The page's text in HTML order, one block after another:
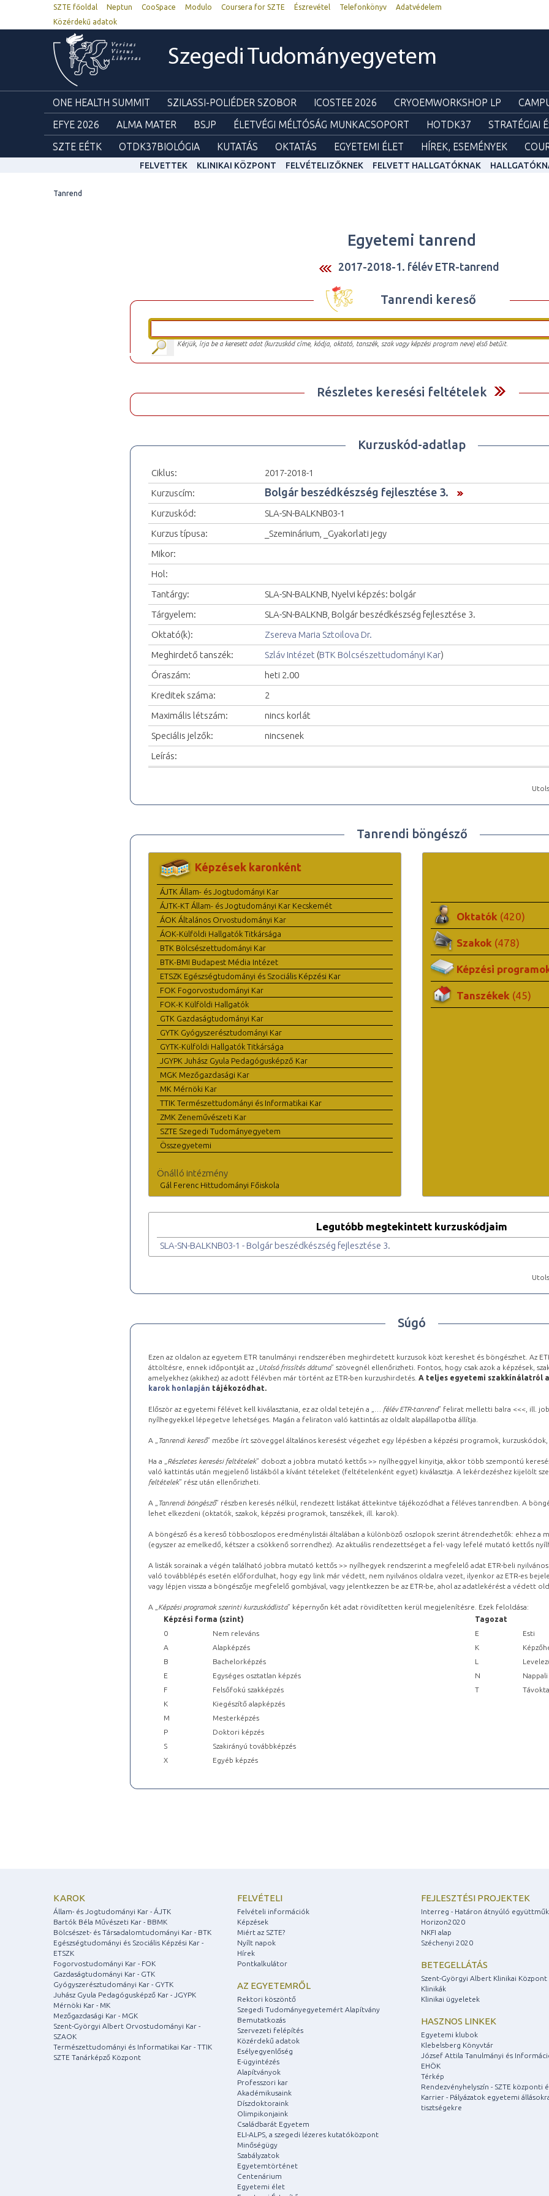
SZTE főoldal Neptun CooSpace Modulo Coursera for SZTE Észrevétel Telefonkönyv
Adatvédelem
Közérdekű adatok
Szegedi Tudományegyetem
ONE HEALTH SUMMIT SZILASSI-POLIÉDER SZOBOR ICOSTEE 2026 CRYOEMWORKSHOP LP
EFYE 2026
ALMA MATER BSJP ÉLETVÉGI MÉLTÓSÁG MUNKACSOPORT HOTDK37 STRATÉGIAI
SZTE EÉTK
OTDK37BIOLÓGIA KUTATÁS OKTATÁS EGYETEMI ÉLET HÍREK, ESEMÉNYEK
FELVETTEK KLINIKAI KÖZPONT FELVÉTELIZŐKNEK FELVETT HALLGATÓKNAK
Tanrend
Egyetemi tanrend
2017-2018-1. félév ETR-tanrend
Tanrendi kereső
Kérjük, írja be a keresett adat (kurzuskód címe, kódja, oktató, tanszék, szak vagy képzési program neve) első betűit.
Részletes keresési feltételek
Kurzuskód-adatlap
Ciklus:
2017-2018-1
Kurzuscím:
Bolgár beszédkészség fejlesztése 3.
Kurzuskód:
SLA-SN-BALKNB03-1
Kurzus típusa:
_Szeminárium, _Gyakorlati jegy
Mikor:
Hol:
Tantárgy:
SLA-SN-BALKNB, Nyelvi képzés: bolgár
Tárgyelem:
SLA-SN-BALKNB, Bolgár beszédkészség fejlesztése 3.
Oktató(k):
Zsereva Maria Sztoilova Dr.
Meghirdető tanszék:
Szláv Intézet (BTK Bölcsészettudományi Kar)
Óraszám:
heti 2.00
Kreditek száma:
2
Maximális létszám:
nincs korlát
Speciális jelzők:
nincsenek
Leírás:
Tanrendi böngésző
Képzések karonként
ÁJTK Állam- és Jogtudományi Kar
ÁJTK-KT Állam- és Jogtudományi Kar Kecskemét
ÁOK Általános Orvostudományi Kar
ÁOK-Külföldi Hallgatók Titkársága
BTK Bölcsészettudományi Kar
BTK-BMI Budapest Média Intézet
ETSZK Egészségtudományi és Szociális Képzési Kar
FOK Fogorvostudományi Kar
FOK-K Külföldi Hallgatók
GTK Gazdaságtudományi Kar
GYTK Gyógyszerésztudományi Kar
GYTK-Külföldi Hallgatók Titkársága
JGYPK Juhász Gyula Pedagógusképző Kar
MGK Mezőgazdasági Kar
MK Mérnöki Kar
TTIK Természettudományi és Informatikai Kar
ZMK Zeneművészeti Kar
SZTE Szegedi Tudományegyetem
Összegyetemi
Önálló intézmény
Gál Ferenc Hittudományi Főiskola
Oktatók (420)
Szakok (478)
Képzési
Tanszékek (45)
Legutóbb megtekintett kurzuskódjaim
SLA-SN-BALKNB03-1 - Bolgár beszédkészség fejlesztése 3.
Súgó
Ezen az oldalon az egyetem ETR tanulmányi rendszerében meghirdetett kurzusok közt kereshet és böngészhet. Az
áttöltésre, ennek időpontját az „ Utolsó frissítés dátuma” szövegnél ellenőrizheti. Fontos, hogy csak azok a képzések,
amelyekhez (akikhez) az adott félévben már történt az ETR-ben kurzushirdetés. A teljes egyetemi szakkínálatról a
karok honlapján tájékozódhat.
Először az egyetemi félévet kell kiválasztania, ez az oldal tetején a „ … félév ETR-tanrend” felirat melletti balra <<<, ill.
nyílhegyekkel lépegetve lehetséges. Magán a feliraton való kattintás az oldalt alapállapotba állítja.
A „ Tanrendi kereső” mezőbe írt szöveggel általános keresést végezhet egy lépésben a képzési programok,
Ha a „ Részletes keresési feltételek” dobozt a jobbra mutató kettős >> nyílheggyel kinyitja, akkor több szempontú
való kattintás után megjelenő listákból a kívánt tételeket (feltételenként egyet) kiválasztja. A lekérdezéshez kijelölt
feltételek” rész után ellenőrizheti.
A „ Tanrendi böngésző” részben keresés nélkül, rendezett listákat áttekintve tájékozódhat a féléves tanrendben. A
lehet elkezdeni (oktatók, szakok, képzési programok, tanszékek, ill. karok).
A böngésző és a kereső többoszlopos eredménylistái általában a különböző oszlopok szerint átrendezhetők: ehhez a
(egyszer az emelkedő, kétszer a csökkenő sorrendhez). Az aktuális rendezettséget a fel- vagy lefelé mutató kettős
A listák sorainak a végén található jobbra mutató kettős >> nyílhegyek rendszerint a megfelelő adat ETR-beli
való továbblépés esetén előfordulhat, hogy egy link már védett, nem nyilvános oldalra vezet, ilyenkor az ETR-es
vagy lépjen vissza a böngészője megfelelő gombjával, vagy jelentkezzen be az ETR-be, ahol az adatlekérést a védett
A „ Képzési programok szerinti kurzuskódlista” képernyőn két adat rövidítetten kerül megjelenítésre. Ezek feloldása:
Képzési forma (szint)
Tagozat
0
Nem releváns E
Esti
A
Alapképzés K
B
Bachelorképzés L
E
Egységes osztatlan képzés N
Nappali
F
Felsőfokú szakképzés T
K
Kiegészítő alapképzés
M
Mesterképzés
P
Doktori képzés
S
Szakirányú továbbképzés
X
Egyéb képzés
KAROK
Állam- és Jogtudományi Kar - ÁJTK
Bartók Béla Művészeti Kar - BBMK
Bölcsészet- és Társadalomtudományi Kar - BTK
Egészségtudományi és Szociális Képzési Kar -
ETSZK
Fogorvostudományi Kar - FOK
Gazdaságtudományi Kar - GTK
Gyógyszerésztudományi Kar - GYTK
Juhász Gyula Pedagógusképző Kar - JGYPK
Mérnöki Kar - MK
Mezőgazdasági Kar - MGK
Szent-Györgyi Albert Orvostudományi Kar -
SZAOK
Természettudományi és Informatikai Kar - TTIK
SZTE Tanárképző Központ
FELVÉTELI
Felvételi információk
Képzések
Miért az SZTE?
Nyílt napok
Hírek
Pontkalkulátor
AZ EGYETEMRŐL
Rektori köszöntő
Szegedi Tudományegyetemért Alapítvány
Bemutatkozás
Szervezeti felépítés
Közérdekű adatok
Esélyegyenlőség
E-ügyintézés
Alapítványok
Professzori kar
Akadémikusaink
Díszdoktoraink
Olimpikonjaink
Családbarát Egyetem
ELI-ALPS, a szegedi lézeres kutatóközpont
Minőségügy
Szabályzatok
Egyetemtörténet
Centenárium
Egyetemi élet
FEJLESZTÉSI PROJEKTEK
Interreg - Határon átnyúló
Horizon2020
NKFI alap
Széchenyi 2020
BETEGELLÁTÁS
Szent-Györgyi Albert Klinikai Központ
Klinikák
Klinikai ügyeletek
HASZNOS LINKEK
Egyetemi klubok
Klebelsberg Könyvtár
József Attila Tanulmányi és
EHÖK
Térkép
Rendezvényhelyszín - SZTE központi
Karrier - Pályázatok egyetemi
tisztségekre